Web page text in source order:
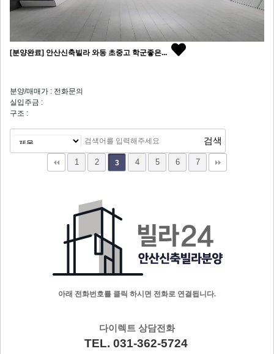
[분양완료] 안산신축빌라 와동 초중고 학군좋은...
분양/매매가 : 전화문의
실입주금 :
구조 :
1 2 3 4 5 6 7
아래 전화번호를 클릭 하시면 전화로 연결됩니다.
다이렉트 상담전화
TEL. 031-362-5724